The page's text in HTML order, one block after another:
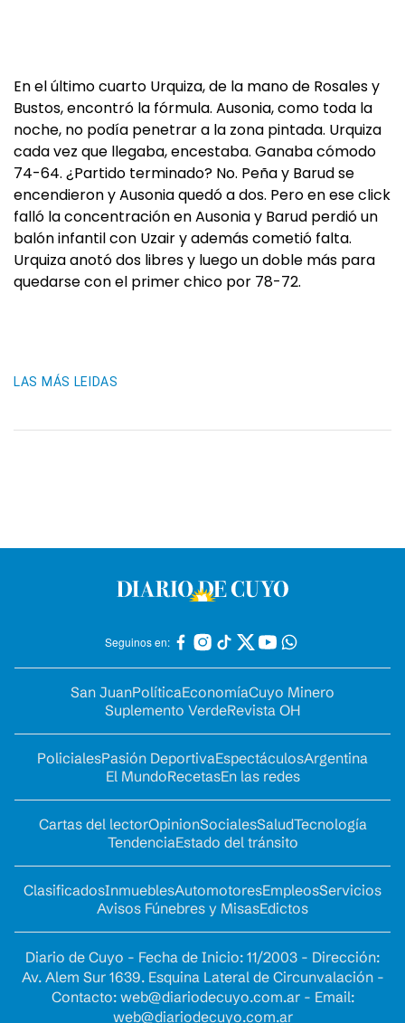
En el último cuarto Urquiza, de la mano de Rosales y
Bustos, encontró la fórmula. Ausonia, como toda la
noche, no podía penetrar a la zona pintada. Urquiza
cada vez que llegaba, encestaba. Ganaba cómodo
74-64. ¿Partido terminado? No. Peña y Barud se
encendieron y Ausonia quedó a dos. Pero en ese click
falló la concentración en Ausonia y Barud perdió un
balón infantil con Uzair y además cometió falta.
Urquiza anotó dos libres y luego un doble más para
quedarse con el primer chico por 78-72.
LAS MÁS LEIDAS
Seguinos en:
San JuanPolíticaEconomíaCuyo Minero
Suplemento VerdeRevista OH
PolicialesPasión DeportivaEspectáculosArgentina
El MundoRecetasEn las redes
Cartas del lectorOpinionSocialesSaludTecnología
TendenciaEstado del tránsito
ClasificadosInmueblesAutomotoresEmpleosServicios
Avisos Fúnebres y MisasEdictos
Diario de Cuyo - Fecha de Inicio: 11/2003 - Dirección:
Av. Alem Sur 1639. Esquina Lateral de Circunvalación -
Contacto: web@diariodecuyo.com.ar- Email:
web@diariodecuyo.com.ar